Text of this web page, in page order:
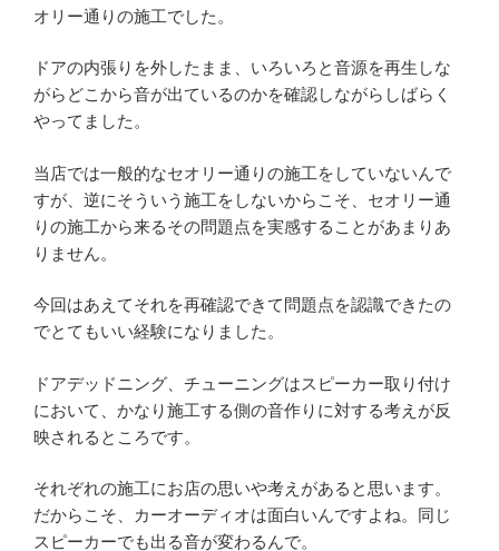
オリー通りの施工でした。
ドアの内張りを外したまま、いろいろと音源を再生しな
がらどこから音が出ているのかを確認しながらしばらく
やってました。
当店では一般的なセオリー通りの施工をしていないんで
すが、逆にそういう施工をしないからこそ、セオリー通
りの施工から来るその問題点を実感することがあまりあ
りません。
今回はあえてそれを再確認できて問題点を認識できたの
でとてもいい経験になりました。
ドアデッドニング、チューニングはスピーカー取り付け
において、かなり施工する側の音作りに対する考えが反
映されるところです。
それぞれの施工にお店の思いや考えがあると思います。
だからこそ、カーオーディオは面白いんですよね。同じ
スピーカーでも出る音が変わるんで。